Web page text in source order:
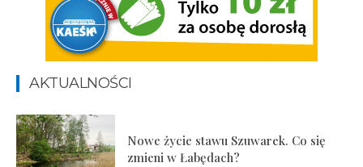
AKTUALNOŚCI
Nowe życie stawu Szuwarek. Co się
zmieni w Łabędach?